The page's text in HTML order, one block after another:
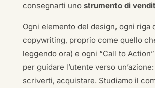
consegnarti uno strumento di
Ogni elemento del design, ogni riga
copywriting, proprio come quello
leggendo ora) e ogni “Call to
per guidare l’utente verso
scriverti, acquistare. Studiamo il